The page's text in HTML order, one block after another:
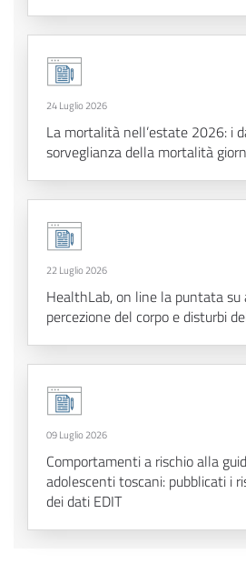
24 Luglio 2026
La mortalità nell’estate 2026: i
sorveglianza della mortalità
22 Luglio 2026
HealthLab, on line la puntata su
percezione del corpo e disturbi
09 Luglio 2026
Comportamenti a rischio alla
adolescenti toscani: pubblicati i
dei dati EDIT